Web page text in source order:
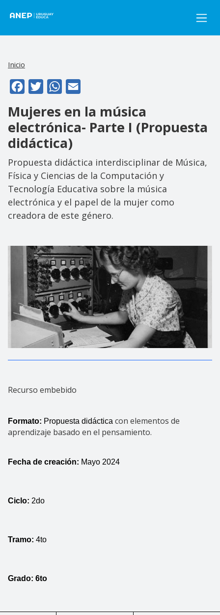
Inicio
FacebookTwitterWhatsApp
Mujeres en la música
electrónica- Parte I (Propuesta
didáctica)
Propuesta didáctica interdisciplinar de Música,
Física y Ciencias de la Computación y
Tecnología Educativa sobre la música
electrónica y el papel de la mujer como
creadora de este género.
Recurso embebido
Formato: Propuesta didáctica con elementos de
aprendizaje basado en el pensamiento.
Fecha de creación: Mayo 2024
Ciclo: 2do
Tramo: 4to
Grado: 6to